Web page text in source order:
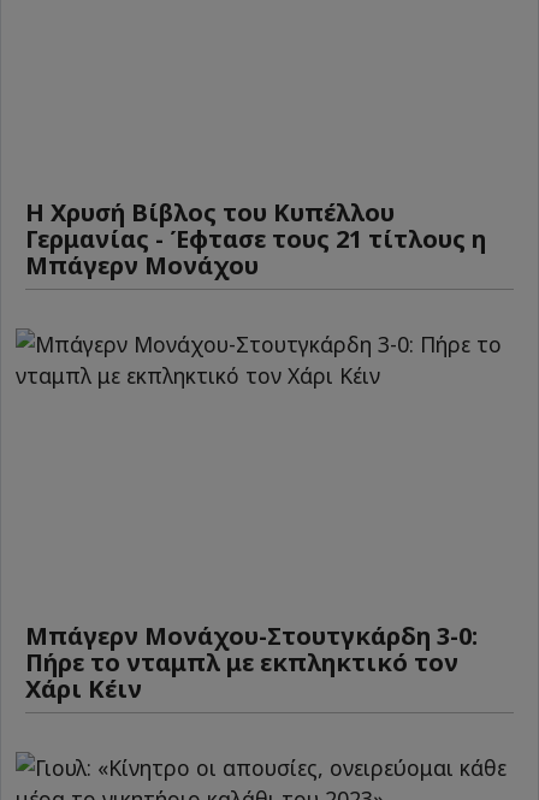
Η Χρυσή Βίβλος του Κυπέλλου
Γερμανίας - Έφτασε τους 21 τίτλους η
Μπάγερν Μονάχου
Μπάγερν Μονάχου-Στουτγκάρδη 3-0:
Πήρε το νταμπλ με εκπληκτικό τον
Χάρι Κέιν